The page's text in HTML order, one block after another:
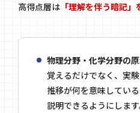
高得点層は 「理解を伴う暗記」
物理分野・化学分野の原
覚えるだけでなく、実
推移が何を意味してい
説明できるようにしま